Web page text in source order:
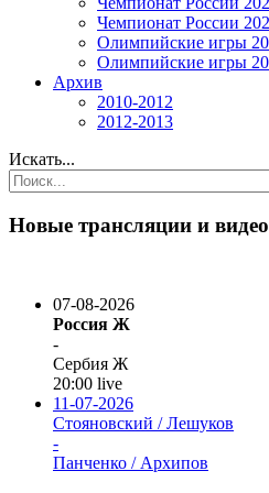
Чемпионат России
Олимпийские игры
Олимпийские игры
Архив
2010-2012
2012-2013
Искать...
Новые трансляции и
07-08-2026
Россия Ж
-
Сербия Ж
20:00 live
11-07-2026
Стояновский / Лешуков
-
Панченко / Архипов